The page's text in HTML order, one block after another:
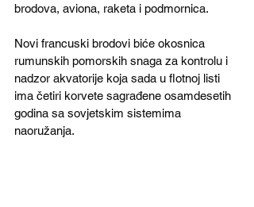
brodova, aviona, raketa i podmornica.
Novi francuski brodovi biće okosnica
rumunskih pomorskih snaga za kontrolu i
nadzor akvatorije koja sada u flotnoj listi
ima četiri korvete sagrađene osamdesetih
godina sa sovjetskim sistemima
naoružanja.